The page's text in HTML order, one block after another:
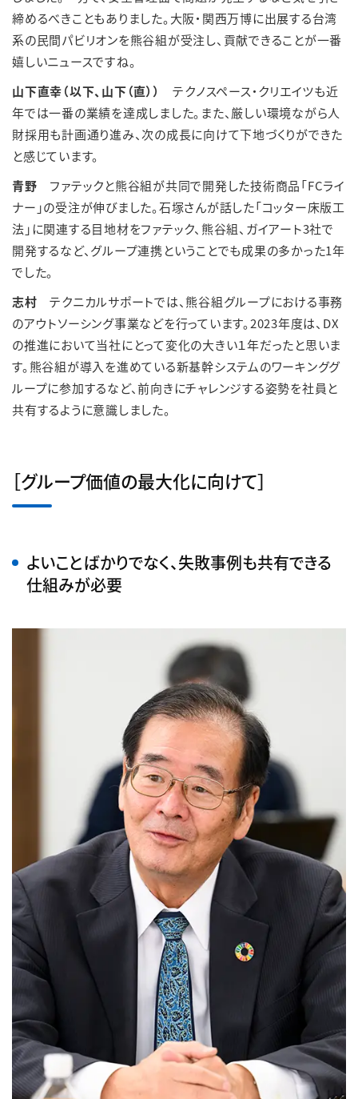
締めるべきこともありました。大阪・関西万博に出展する台湾
系の民間パビリオンを熊谷組が受注し、貢献できることが一番
嬉しいニュースですね。
山下直幸（以下、山下（直））
テクノスペース・クリエイツも近
年では一番の業績を達成しました。また、厳しい環境ながら人
財採用も計画通り進み、次の成長に向けて下地づくりができた
と感じています。
青野 ファテックと熊谷組が共同で開発した技術商品「FCライ
ナー」の受注が伸びました。石塚さんが話した「コッター床版工
法」に関連する目地材をファテック、熊谷組、ガイアート3社で
開発するなど、グループ連携ということでも成果の多かった1年
でした。
志村 テクニカルサポートでは、熊谷組グループにおける事務
のアウトソーシング事業などを行っています。2023年度は、DX
の推進において当社にとって変化の大きい１年だったと思いま
す。熊谷組が導入を進めている新基幹システムのワーキンググ
ループに参加するなど、前向きにチャレンジする姿勢を社員と
共有するように意識しました。
［グループ価値の最大化に向けて］
よいことばかりでなく、失敗事例も共有できる
仕組みが必要